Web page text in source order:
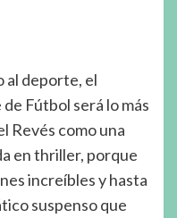
al deporte, el
Fútbol será lo más
Revés como una
en thriller, porque
increíbles y hasta
suspenso que